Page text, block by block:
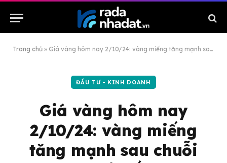
Trang chủ » Giá vàng hôm nay 2/10/24: vàng miếng tăng mạnh sau chuỗi ngày im ắng
ĐẦU TƯ - KINH DOANH
Giá vàng hôm nay
2/10/24: vàng miếng
tăng mạnh sau chuỗi